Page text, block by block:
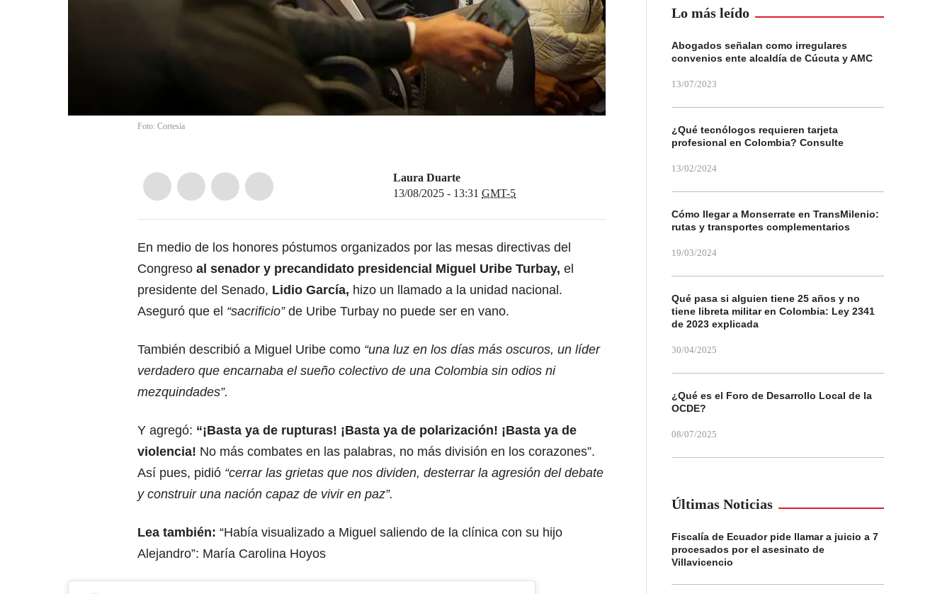
Foto: Cortesía
Laura Duarte
13/08/2025 - 13:31 GMT-5
En medio de los honores póstumos organizados por las mesas directivas del
Congreso al senador y precandidato presidencial Miguel Uribe Turbay, el
presidente del Senado, Lidio García, hizo un llamado a la unidad nacional.
Aseguró que el “sacrificio” de Uribe Turbay no puede ser en vano.
También describió a Miguel Uribe como “una luz en los días más oscuros, un líder
verdadero que encarnaba el sueño colectivo de una Colombia sin odios ni
mezquindades”.
Y agregó: “¡Basta ya de rupturas! ¡Basta ya de polarización! ¡Basta ya de
violencia! No más combates en las palabras, no más división en los corazones”.
Así pues, pidió “cerrar las grietas que nos dividen, desterrar la agresión del debate
y construir una nación capaz de vivir en paz”.
Lea también: “Había visualizado a Miguel saliendo de la clínica con su hijo
Alejandro”: María Carolina Hoyos
Lo más leído
Abogados señalan como irregulares
convenios ente alcaldía de Cúcuta y AMC
13/07/2023
¿Qué tecnólogos requieren tarjeta
profesional en Colombia? Consulte
13/02/2024
Cómo llegar a Monserrate en TransMilenio:
rutas y transportes complementarios
19/03/2024
Qué pasa si alguien tiene 25 años y no
tiene libreta militar en Colombia: Ley 2341
de 2023 explicada
30/04/2025
¿Qué es el Foro de Desarrollo Local de la
OCDE?
08/07/2025
Últimas Noticias
Fiscalía de Ecuador pide llamar a juicio a 7
procesados por el asesinato de
Villavicencio